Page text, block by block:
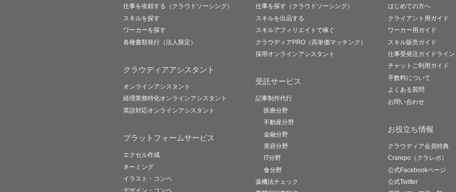
仕事を依頼する（クラウドソーシング）
スキルを探す
ワーカーを探す
各種書類発行（法人限定）
クラウディアアシスタント
オンラインアシスタント
経理業務特化オンラインアシスタント
英語対応オンラインアシスタント
プラットフォームサービス
エクセル作成
ネーミング
イラスト・コンペ
仕事を探す（クラウドソーシング）
スキルを出品する
スキルアフィリエイトで稼ぐ
クラウディアPRO（高単価マッチング）
採用オンラインアシスタント
受託サービス
記事制作代行
医療分野
不動産分野
金融分野
美容分野
IT分野
食分野
薬機法チェック
はじめての方へ
クライアント用ガイド
ワーカー用ガイド
スキル販売ガイド
仕事受発注ガイドライン
チャットご利用ガイド
手数料について
よくある質問
お問い合わせ
お役立ち情報
クラウディア会員特典
Crarepo（クラレポ）
公式Facebookページ
公式Twitter